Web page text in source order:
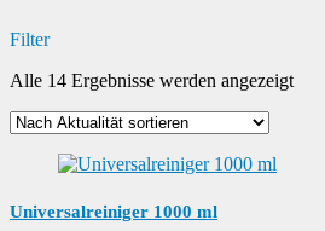
Filter
Alle 14 Ergebnisse werden angezeigtNach
Universalreiniger 1000 ml